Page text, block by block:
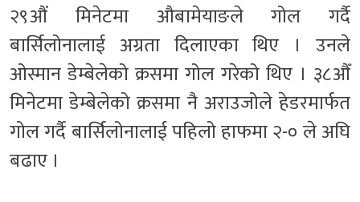
२९औं मिनेटमा औबामेयाङले गोल गर्दै
बार्सिलोनालाई अग्रता दिलाएका थिए । उनले
ओस्मान डेम्बेलेको क्रसमा गोल गरेको थिए । ३८औँ
मिनेटमा डेम्बेलेको क्रसमा नै अराउजोले हेडरमार्फत
गोल गर्दै बार्सिलोनालाई पहिलो हाफमा २-० ले अघि
बढाए ।